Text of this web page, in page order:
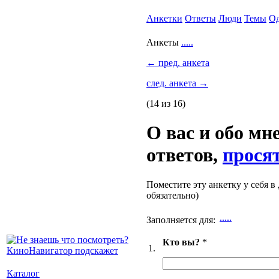
Каталог
Анкетки Ответы Люди Темы
Анкеты .....
← пред. анкета
след. анкета →
(14 из 16)
О вас и обо
ответов,
Поместите эту анкетку у себя
обязательно)
Заполняется для: .....
1.
Кто вы? *